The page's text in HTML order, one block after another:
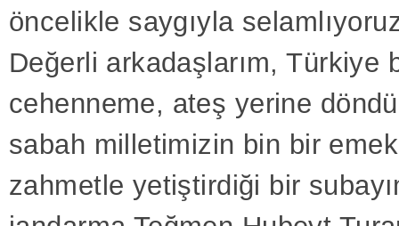
öncelikle saygıyla
Değerli arkadaşlarım, Türkiye
cehenneme, ateş yerine
sabah milletimizin bin bir
zahmetle yetiştirdiği bir